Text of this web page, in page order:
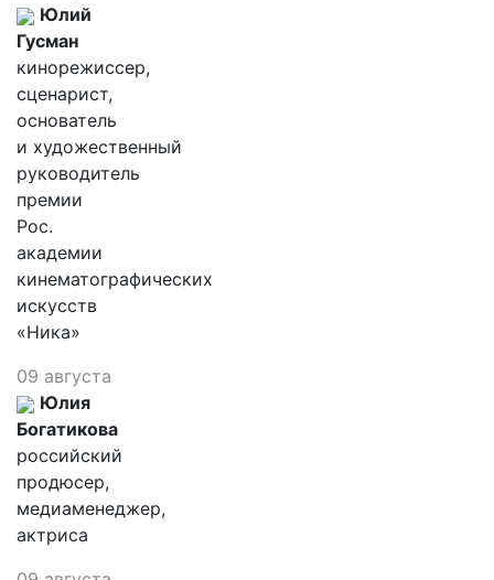
Юлий
Гусман
кинорежиссер,
сценарист,
основатель
и художественный
руководитель
премии
Рос.
академии
кинематографических
искусств
«Ника»
09 августа
Юлия
Богатикова
российский
продюсер,
медиаменеджер,
актриса